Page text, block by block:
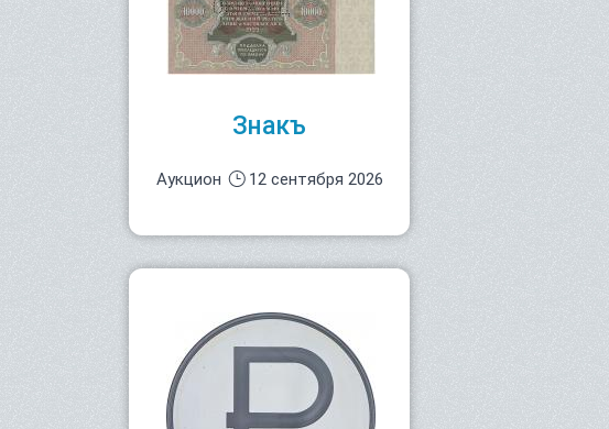
Знакъ
Аукцион 12 сентября 2026